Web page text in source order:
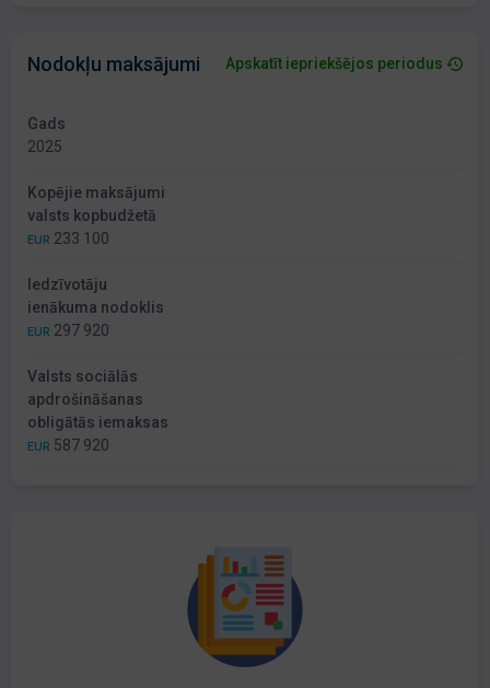
Nodokļu maksājumi Apskatīt iepriekšējos periodus
Gads
2025
Kopējie maksājumi
valsts kopbudžetā
EUR 233 100
Iedzīvotāju
ienākuma nodoklis
EUR 297 920
Valsts sociālās
apdrošināšanas
obligātās iemaksas
EUR 587 920